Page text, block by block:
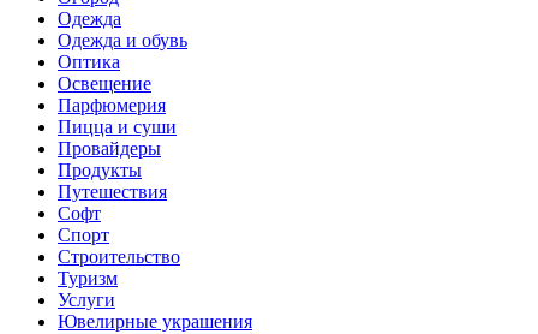
Одежда
Одежда и обувь
Оптика
Освещение
Парфюмерия
Пицца и суши
Провайдеры
Продукты
Путешествия
Софт
Спорт
Строительство
Туризм
Услуги
Ювелирные украшения